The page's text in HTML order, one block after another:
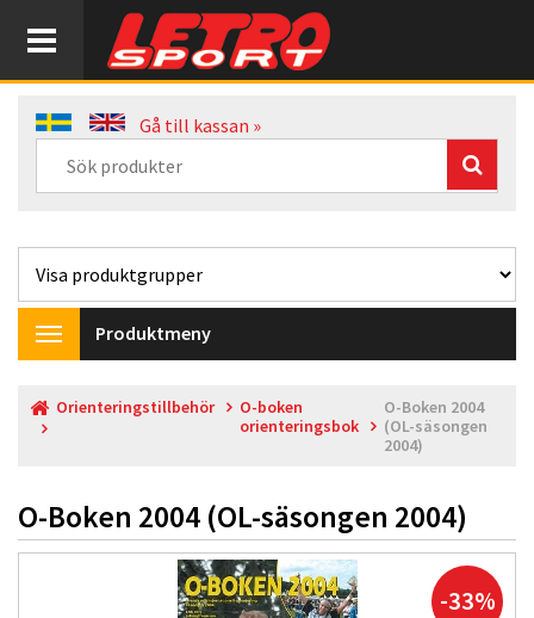
Gå till kassan »
Toggle
navigation
Produktmeny
Orienteringstillbehör
O-boken
orienteringsbok
O-Boken 2004
(OL-säsongen
2004)
O-Boken 2004 (OL-säsongen 2004)
-33%